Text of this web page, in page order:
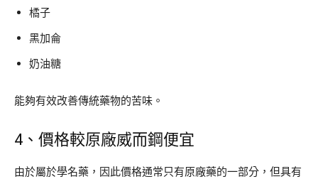
橘子
黑加侖
奶油糖
能夠有效改善傳統藥物的苦味。
4、價格較原廠威而鋼便宜
由於屬於學名藥，因此價格通常只有原廠藥的一部分，但具有